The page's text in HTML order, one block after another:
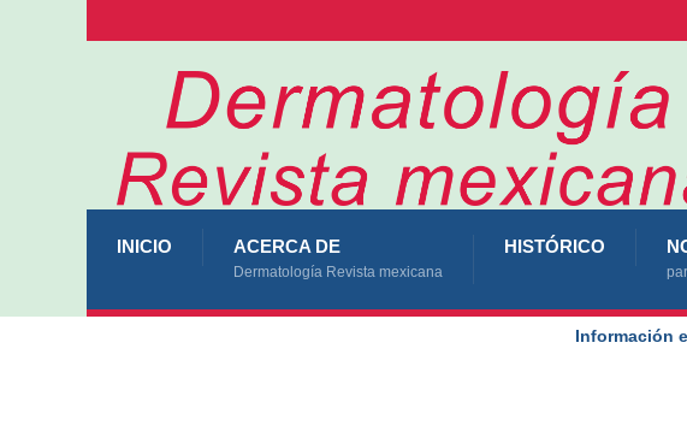
INICIO ACERCA DE
Dermatología Revista mexicana
HISTÓRICO
Información